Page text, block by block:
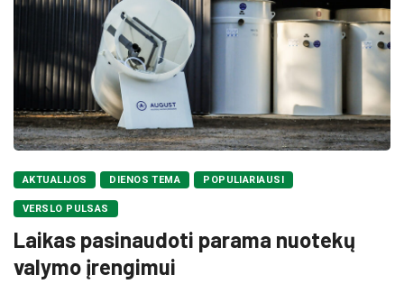
AKTUALIJOS DIENOS TEMA POPULIARIAUSI
VERSLO PULSAS
Laikas pasinaudoti parama nuotekų
valymo įrengimui